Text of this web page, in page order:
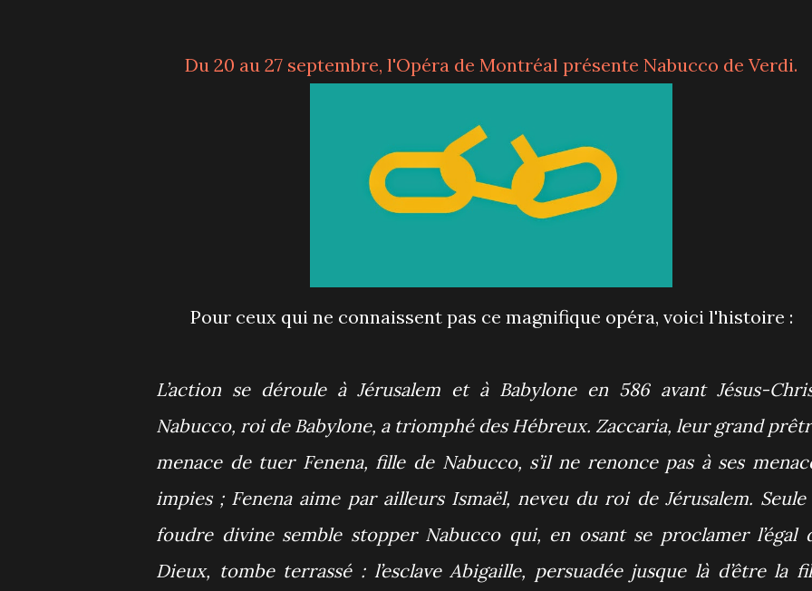
Du 20 au 27 septembre, l'Opéra de Montréal présente Nabucco de Verdi.
Pour ceux qui ne connaissent pas ce magnifique opéra, voici l'histoire :
L’action se déroule à Jérusalem et à Babylone en 586 avant Jésus-
Nabucco, roi de Babylone, a triomphé des Hébreux. Zaccaria, leur grand
menace de tuer Fenena, fille de Nabucco, s’il ne renonce pas à ses
impies ; Fenena aime par ailleurs Ismaël, neveu du roi de Jérusalem. Seule
foudre divine semble stopper Nabucco qui, en osant se proclamer l’égal
Dieux, tombe terrassé : l’esclave Abigaille, persuadée jusque là d’être la